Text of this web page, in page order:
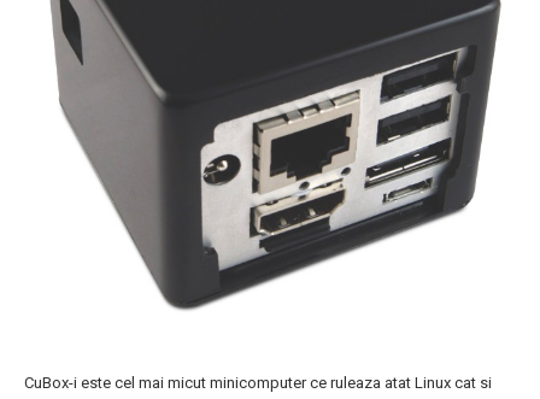
CuBox-i este cel mai micut minicomputer ce ruleaza atat Linux cat si